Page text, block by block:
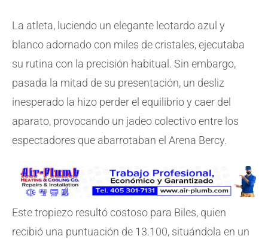
La atleta, luciendo un elegante leotardo azul y
blanco adornado con miles de cristales, ejecutaba
su rutina con la precisión habitual. Sin embargo,
pasada la mitad de su presentación, un desliz
inesperado la hizo perder el equilibrio y caer del
aparato, provocando un jadeo colectivo entre los
espectadores que abarrotaban el Arena Bercy.
Este tropiezo resultó costoso para Biles, quien
recibió una puntuación de 13.100, situándola en un